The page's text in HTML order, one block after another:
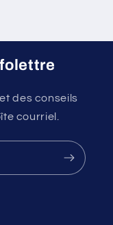
des conseils
courriel.